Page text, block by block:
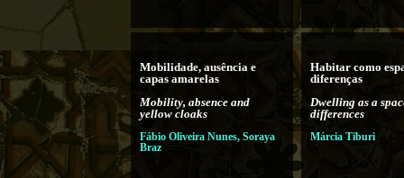
Mobilidade, ausência e
capas amarelas
Mobility, absence and
yellow cloaks
Fábio Oliveira Nunes, Soraya
Braz
Habitar como
diferenças
Dwelling as a
differences
Márcia Tiburi